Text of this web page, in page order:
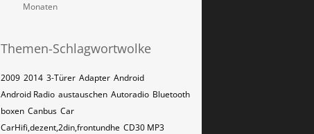
Monaten
Themen-Schlagwortwolke
2009 2014 3-Türer Adapter Android
Android Radio austauschen Autoradio Bluetooth
boxen Canbus Car
CarHifi,dezent,2din,frontundhe CD30 MP3